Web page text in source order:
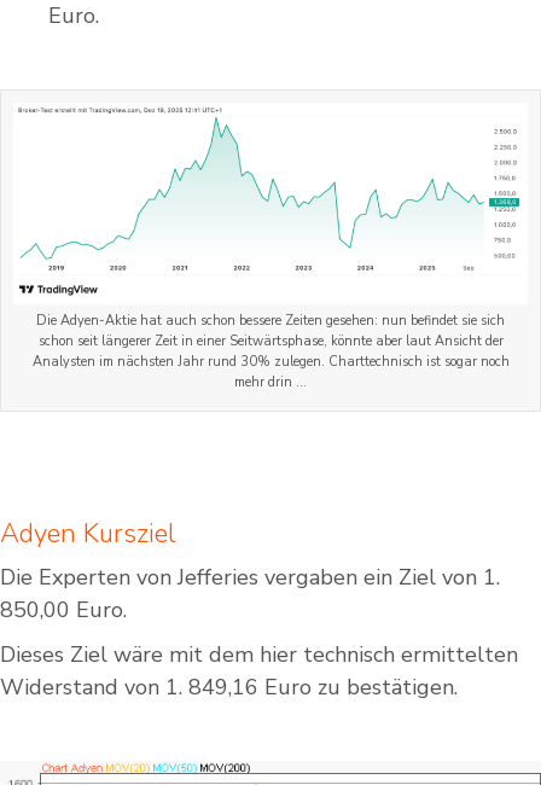
Euro.
Die Adyen-Aktie hat auch schon bessere Zeiten gesehen: nun befindet sie sich
schon seit längerer Zeit in einer Seitwärtsphase, könnte aber laut Ansicht der
Analysten im nächsten Jahr rund 30% zulegen. Charttechnisch ist sogar noch
mehr drin …
Adyen Kursziel
Die Experten von Jefferies vergaben ein Ziel von 1.
850,00 Euro.
Dieses Ziel wäre mit dem hier technisch ermittelten
Widerstand von 1. 849,16 Euro zu bestätigen.